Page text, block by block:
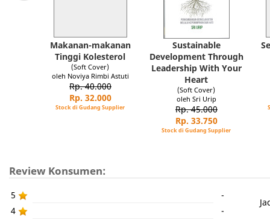
Makanan-makanan
Tinggi Kolesterol
(Soft Cover)
oleh Noviya Rimbi Astuti
Rp. 40.000
Rp. 32.000
Stock di Gudang Supplier
Sustainable
Development Through
Leadership With Your
Heart
(Soft Cover)
oleh Sri Urip
Rp. 45.000
Rp. 33.750
Stock di Gudang Supplier
Review Konsumen:
5
-
4
-